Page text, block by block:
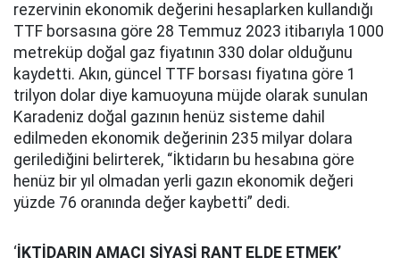
rezervinin ekonomik değerini hesaplarken kullandığı
TTF borsasına göre 28 Temmuz 2023 itibarıyla 1000
metreküp doğal gaz fiyatının 330 dolar olduğunu
kaydetti. Akın, güncel TTF borsası fiyatına göre 1
trilyon dolar diye kamuoyuna müjde olarak sunulan
Karadeniz doğal gazının henüz sisteme dahil
edilmeden ekonomik değerinin 235 milyar dolara
gerilediğini belirterek, “İktidarın bu hesabına göre
henüz bir yıl olmadan yerli gazın ekonomik değeri
yüzde 76 oranında değer kaybetti” dedi.
‘ İKTİDARIN AMACI SİYASİ RANT ELDE ETMEK’